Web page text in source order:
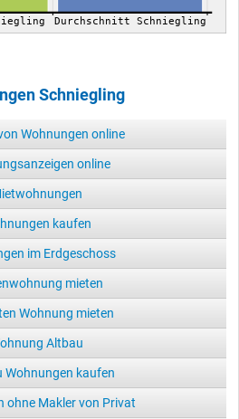
Durchschnitt Schniegling
Schniegling
Wohnungen online
online
kaufen
im Erdgeschoss
mieten
Wohnung mieten
Altbau
Wohnungen kaufen
ohne Makler von Privat